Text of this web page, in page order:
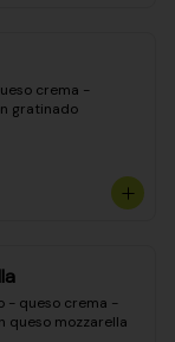
crema -
gratinado
- queso crema -
queso mozzarella